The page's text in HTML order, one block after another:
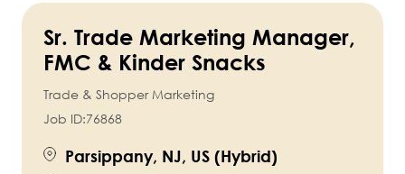
Sr. Trade Marketing Manager,
FMC & Kinder Snacks
Trade & Shopper Marketing
Job ID:76868
Parsippany, NJ, US (Hybrid)